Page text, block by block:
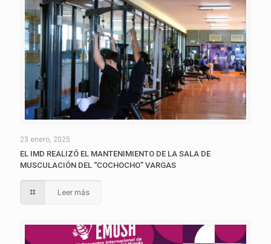
23 enero, 2025
EL IMD REALIZÓ EL MANTENIMIENTO DE LA SALA DE
MUSCULACIÓN DEL “COCHOCHO” VARGAS
Leer más